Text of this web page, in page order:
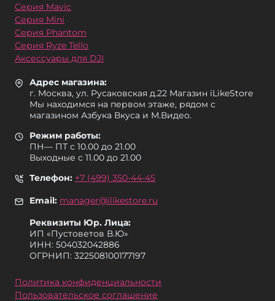
Серия Mavic
Серия Mini
Серия Phantom
Серия Ryze Tello
Аксессуары для DJI
Адрес магазина:
г. Москва, ул. Русаковская д.22 Магазин iLikeStore
Мы находимся на первом этаже, рядом с
магазином Азбука Вкуса и М.Видео.
Режим работы:
ПН— ПТ с 10.00 до 21.00
Выходные с 11.00 до 21.00
Телефон: +7 (499) 350-44-45
Email: manager@ilikestore.ru
Реквизиты Юр. Лица:
ИП «Пуcтоветов В.Ю»
ИНН: 504032042886
ОГРНИП: 322508100177197
Политика конфиденциальности
Пользовательское соглашение